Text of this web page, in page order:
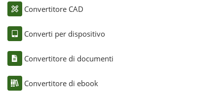
Convertitore CAD
Converti per dispositivo
Convertitore di documenti
Convertitore di ebook